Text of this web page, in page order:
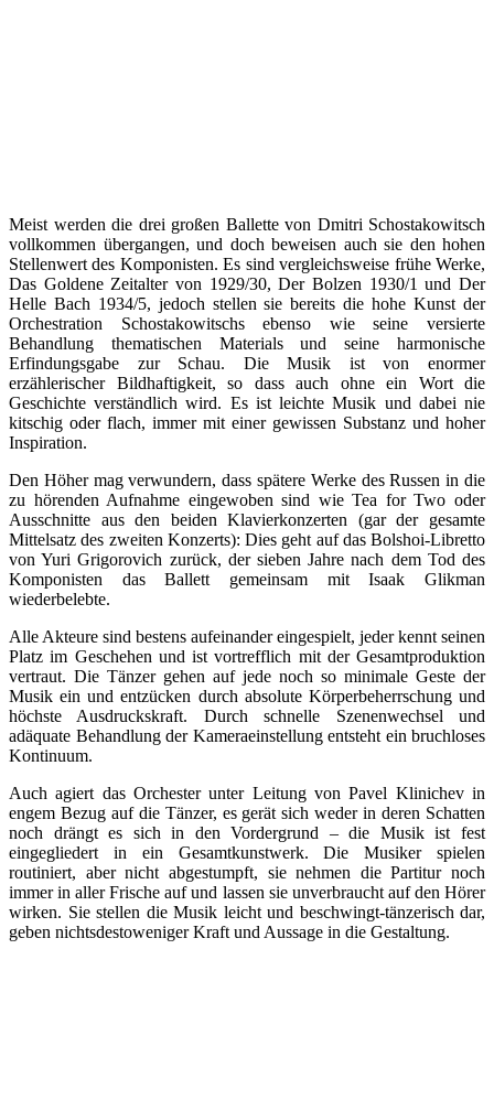
Meist werden die drei großen Ballette von Dmitri Schostakowitsch
vollkommen übergangen, und doch beweisen auch sie den hohen
Stellenwert des Komponisten. Es sind vergleichsweise frühe Werke,
Das Goldene Zeitalter von 1929/30, Der Bolzen 1930/1 und Der
Helle Bach 1934/5, jedoch stellen sie bereits die hohe Kunst der
Orchestration Schostakowitschs ebenso wie seine versierte
Behandlung thematischen Materials und seine harmonische
Erfindungsgabe zur Schau. Die Musik ist von enormer
erzählerischer Bildhaftigkeit, so dass auch ohne ein Wort die
Geschichte verständlich wird. Es ist leichte Musik und dabei nie
kitschig oder flach, immer mit einer gewissen Substanz und hoher
Inspiration.
Den Höher mag verwundern, dass spätere Werke des Russen in die
zu hörenden Aufnahme eingewoben sind wie Tea for Two oder
Ausschnitte aus den beiden Klavierkonzerten (gar der gesamte
Mittelsatz des zweiten Konzerts): Dies geht auf das Bolshoi-Libretto
von Yuri Grigorovich zurück, der sieben Jahre nach dem Tod des
Komponisten das Ballett gemeinsam mit Isaak Glikman
wiederbelebte.
Alle Akteure sind bestens aufeinander eingespielt, jeder kennt seinen
Platz im Geschehen und ist vortrefflich mit der Gesamtproduktion
vertraut. Die Tänzer gehen auf jede noch so minimale Geste der
Musik ein und entzücken durch absolute Körperbeherrschung und
höchste Ausdruckskraft. Durch schnelle Szenenwechsel und
adäquate Behandlung der Kameraeinstellung entsteht ein bruchloses
Kontinuum.
Auch agiert das Orchester unter Leitung von Pavel Klinichev in
engem Bezug auf die Tänzer, es gerät sich weder in deren Schatten
noch drängt es sich in den Vordergrund – die Musik ist fest
eingegliedert in ein Gesamtkunstwerk. Die Musiker spielen
routiniert, aber nicht abgestumpft, sie nehmen die Partitur noch
immer in aller Frische auf und lassen sie unverbraucht auf den Hörer
wirken. Sie stellen die Musik leicht und beschwingt-tänzerisch dar,
geben nichtsdestoweniger Kraft und Aussage in die Gestaltung.